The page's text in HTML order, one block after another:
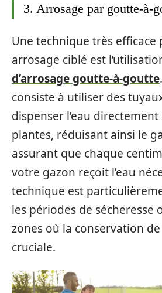
3. Arrosage par goutte-à-
Une technique très efficace
arrosage ciblé est
d’arrosage goutte-à-goutte
consiste à utiliser des
dispenser l’eau
plantes, réduisant ainsi le
assurant que chaque
votre gazon reçoit l’eau
technique est
les périodes de sécheresse
zones où la conservation de
cruciale.